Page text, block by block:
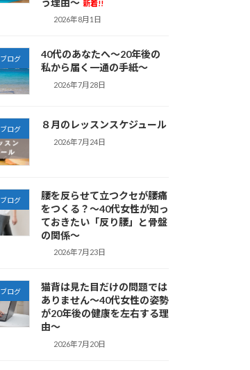
新着!!
2026年8月1日
ブログ
40代のあなたへ～20年後の
私から届く一通の手紙～
2026年7月28日
ブログ ８月のレッスンスケジュール
2026年7月24日
ブログ
腰を反らせて立つクセが腰痛
をつくる？～40代女性が知っ
ておきたい「反り腰」と骨盤
の関係～
2026年7月23日
ブログ
猫背は見た目だけの問題では
ありません～40代女性の姿勢
が20年後の健康を左右する理
由～
2026年7月20日